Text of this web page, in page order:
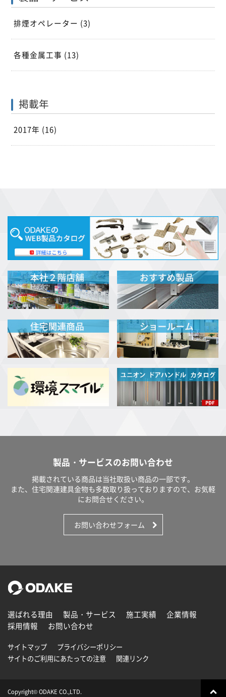
排煙オペレーター (3)
各種金属工事 (13)
掲載年
2017年 (16)
製品・サービスのお問い合わせ
掲載されている商品は当社取扱い商品の一部です。
また、住宅関連建具金物も多数取り扱っておりますので、お気軽
にお問合せください。
お問い合わせフォーム
選ばれる理由 製品・サービス 施工実績
企業情報
採用情報
お問い合わせ
サイトマップ
プライバシーポリシー
サイトのご利用にあたっての注意
関連リンク
Copyright© ODAKE CO.,LTD.